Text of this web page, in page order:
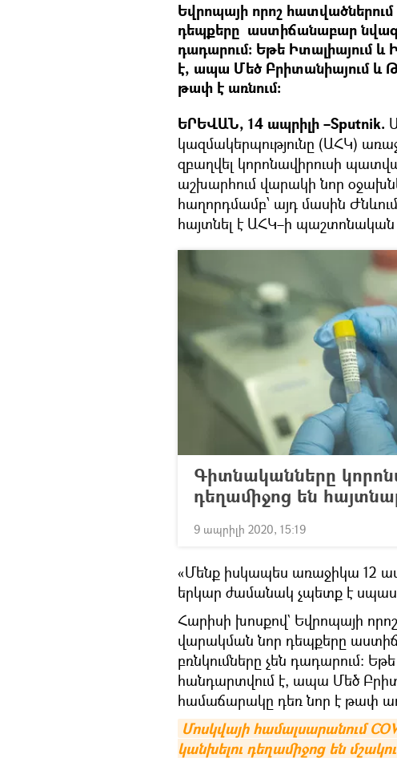
Եվրոպայի որոշ
դեպքերը աստիճանաբար
դադարում։ Եթե Իտալիայում և
է, ապա Մեծ Բրիտանիայում և
թափ է առնում։
ԵՐԵՎԱՆ, 14 ապրիլի –Sputnik.
կազմակերպությունը (ԱՀԿ)
զբաղվել կորոնավիրուսի
աշխարհում վարակի նոր
հաղորդմամբ՝ այդ մասին
հայտնել է ԱՀԿ–ի պաշտոնական
Գիտնականները
դեղամիջոց են
9 ապրիլի 2020, 15:19
«Մենք իսկապես առաջիկա 12
երկար ժամանակ չպետք է
Հարիսի խոսքով` Եվրոպայի
վարակման նոր դեպքերը
բռնկումները չեն դադարում։
հանդարտվում է, ապա Մեծ
համաճարակը դեռ նոր է թափ
Մոսկվայի համալսարանում
կանխելու դեղամիջոց են